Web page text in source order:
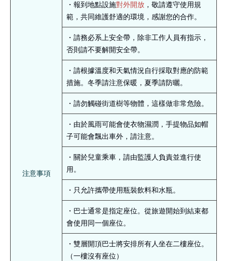
注意事項
・報到地點設施對外開放 ，敬請遵守使用規
範，共同維護舒適的環境，感謝您的合作。
・請務必系上安全帶，除非工作人員有指示，
否則請不要解開安全帶。
・請根據溫度和天氣情況自行採取對應的防範
措施。冬季請注意保暖，夏季請防曬。
・請勿觸碰街道樹等物體，這樣做非常危險。
・由於風雨可能會使衣物濕潤，手提物品如帽
子可能會飄出車外，請注意。
・關於兒童乘車，請由監護人負責並進行使
用。
・只允許攜帶使用瓶裝飲料和水瓶。
・巴士通常是指定座位。從旅遊開始到結束都
會使用同一個座位。
・雙層開頂巴士將安排所有人坐在二樓座位。
（一樓沒有座位）